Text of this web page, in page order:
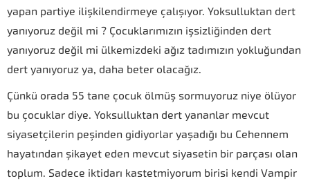
yapan partiye ilişkilendirmeye çalışıyor. Yoksulluktan dert
yanıyoruz değil mi ? Çocuklarımızın işsizliğinden dert
yanıyoruz değil mi ülkemizdeki ağız tadımızın yokluğundan
dert yanıyoruz ya, daha beter olacağız.
Çünkü orada 55 tane çocuk ölmüş sormuyoruz niye ölüyor
bu çocuklar diye. Yoksulluktan dert yananlar mevcut
siyasetçilerin peşinden gidiyorlar yaşadığı bu Cehennem
hayatından şikayet eden mevcut siyasetin bir parçası olan
toplum. Sadece iktidarı kastetmiyorum birisi kendi Vampir